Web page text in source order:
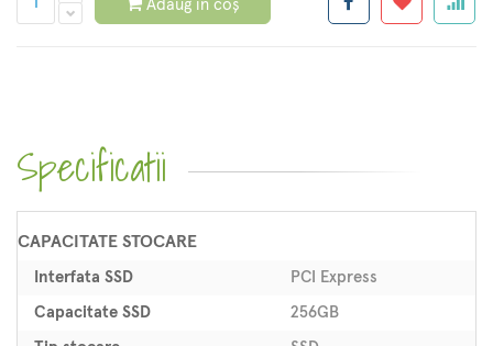
Adaug în coș
Specificatii
CAPACITATE STOCARE
Interfata SSD PCI Express
Capacitate SSD 256GB